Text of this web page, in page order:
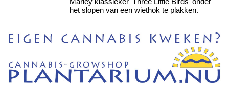
het slopen van een wiethok te plakken.